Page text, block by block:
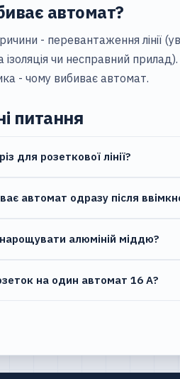
автомат?
- перевантаження лінії
чи несправний
- чому вибиває автомат.
питання
для розеткової лінії?
автомат одразу після
алюміній міддю?
на один автомат 16 А?